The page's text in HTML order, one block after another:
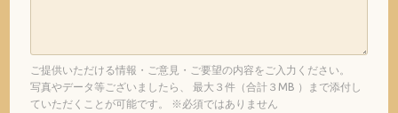
ご提供いただける情報・ご意見・ご要望の内容をご入力ください。
写真やデータ等ございましたら、 最大３件（合計３MB ）まで添付し
ていただくことが可能です。 ※必須ではありません